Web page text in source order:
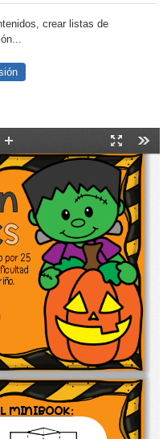
crear listas de